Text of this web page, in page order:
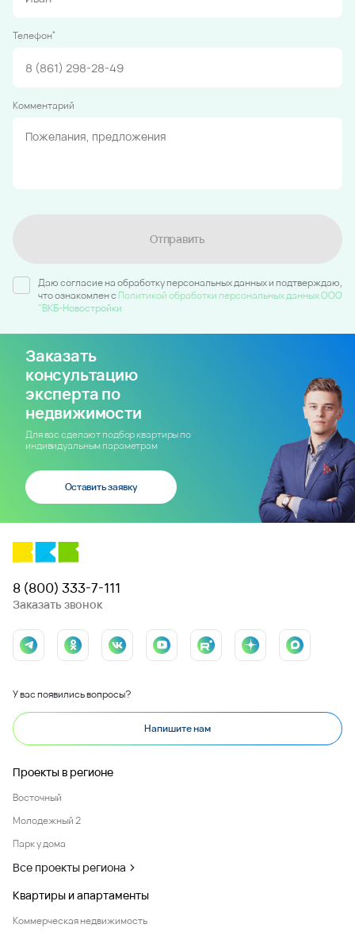
Телефон*
Комментарий
Отправить
Даю согласие на обработку персональных данных и подтверждаю,
что ознакомлен c Политикой обработки персональных данных ООО
"ВКБ-Новостройки
Заказать
консультацию
эксперта по
недвижимости
Для вас сделают подбор квартиры по
индивидуальным параметрам
Оставить заявку
8 (800) 333-7-111
Заказать звонок
У вас появились вопросы?
Напишите нам
Проекты в регионе
Восточный
Молодежный 2
Парк у дома
Все проекты региона
Квартиры и апартаменты
Коммерческая недвижимость